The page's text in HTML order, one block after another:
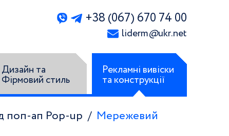
+38 (067) 670 74 00
liderm@ukr.net
Дизайн та
Фірмовий стиль
Рекламні вивіски
та конструкції
поп-ап Pop-up
Мережевий